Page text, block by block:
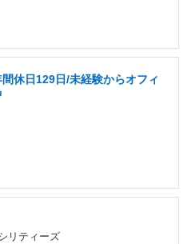
休日129日/未経験からオフィ
リティーズ